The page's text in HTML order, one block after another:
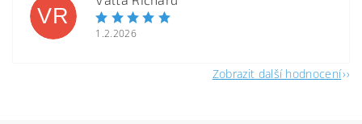
VR
1.2.2026
Zobrazit další hodnocení